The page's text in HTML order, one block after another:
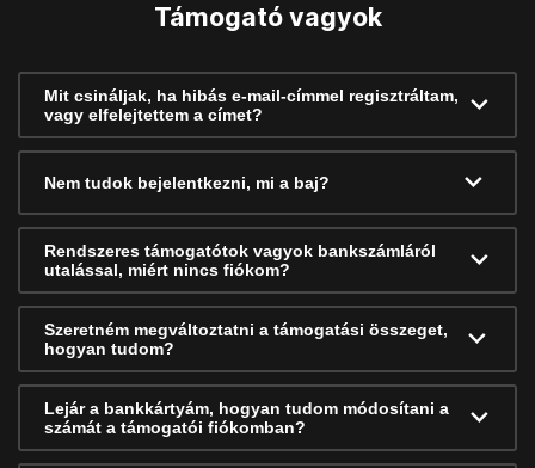
Támogató vagyok
Mit csináljak, ha hibás e-mail-címmel regisztráltam,
vagy elfelejtettem a címet?
Nem tudok bejelentkezni, mi a baj?
Rendszeres támogatótok vagyok bankszámláról
utalással, miért nincs fiókom?
Szeretném megváltoztatni a támogatási összeget,
hogyan tudom?
Lejár a bankkártyám, hogyan tudom módosítani a
számát a támogatói fiókomban?